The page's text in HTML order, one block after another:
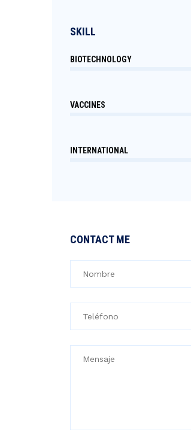
SKILL
BIOTECHNOLOGY
VACCINES
INTERNATIONAL
CONTACT ME